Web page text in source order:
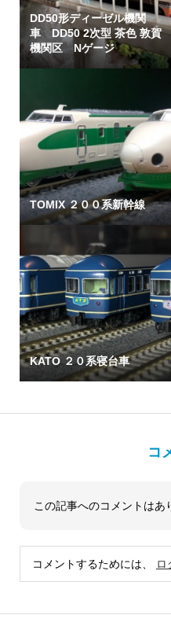
DD50形ディーゼル機関
車 DD50 2次型 茶色 敦賀
機関区 Nゲージ
TOMIX ２００系新幹線
KATO ２０系寝台車
コ
この記事へのコメントはあ
コメントするためには、 ロ